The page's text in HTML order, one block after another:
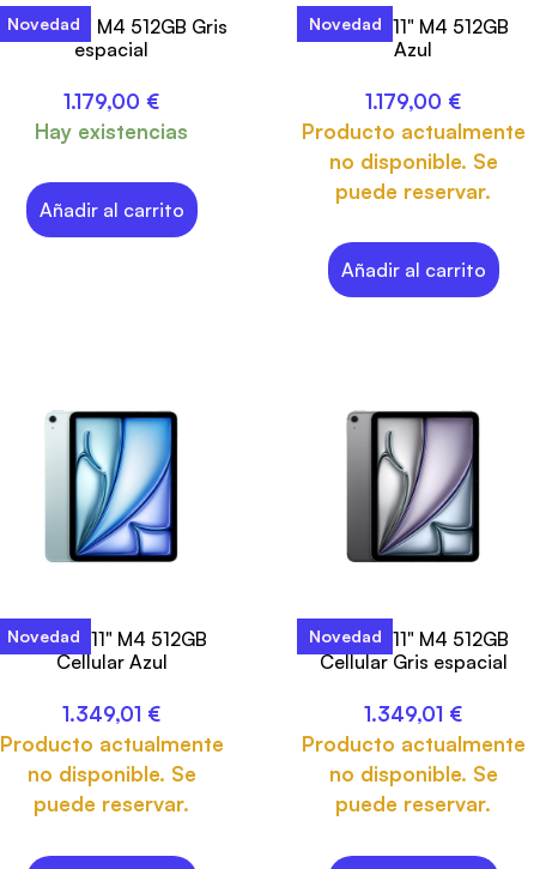
Novedad
iPad Air 11" M4 512GB Gris
espacial
1.179,00 €
Hay existencias
Añadir al carrito
Novedad
iPad Air 11" M4 512GB
Azul
1.179,00 €
Producto actualmente
no disponible. Se
puede reservar.
Añadir al carrito
Novedad
iPad Air 11" M4 512GB
Cellular Azul
1.349,01 €
Producto actualmente
no disponible. Se
puede reservar.
Novedad
iPad Air 11" M4 512GB
Cellular Gris espacial
1.349,01 €
Producto actualmente
no disponible. Se
puede reservar.